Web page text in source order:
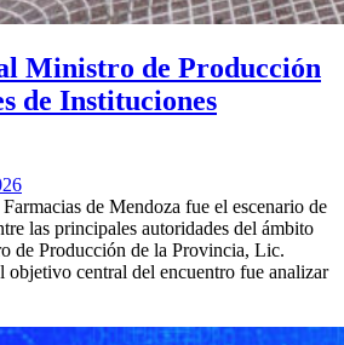
Ministro de Producción
de Instituciones
de Mendoza fue el escenario de
las principales autoridades del ámbito
de Producción de la Provincia, Lic.
central del encuentro fue analizar